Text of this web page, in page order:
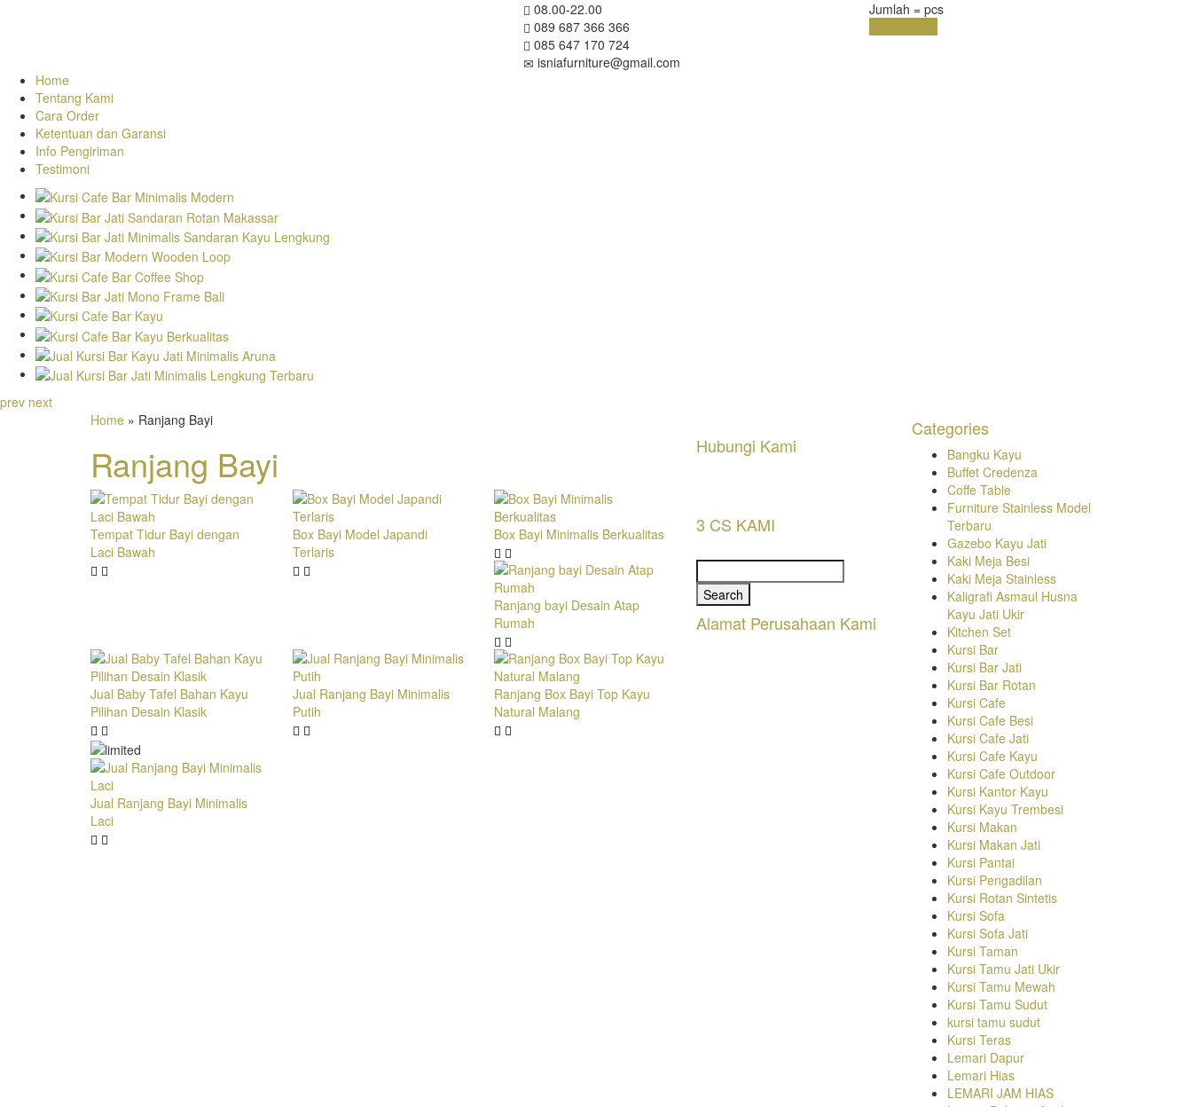
08.00-22.00
089 687 366 366
085 647 170 724
isniafurniture@gmail.com
Jumlah = pcs
Home
Tentang Kami
Cara Order
Ketentuan dan Garansi
Info Pengiriman
Testimoni
prev next
Home » Ranjang Bayi
Ranjang Bayi
Tempat Tidur Bayi dengan
Laci Bawah
Box Bayi Model Japandi
Terlaris
Box Bayi Minimalis Berkualitas
Ranjang bayi Desain Atap
Rumah
Jual Baby Tafel Bahan Kayu
Pilihan Desain Klasik
Jual Ranjang Bayi Minimalis
Putih
Ranjang Box Bayi Top Kayu
Natural Malang
Jual Ranjang Bayi Minimalis
Laci
Hubungi Kami
3 CS KAMI
for:
Alamat Perusahaan Kami
Categories
Bangku Kayu
Buffet Credenza
Coffe Table
Furniture Stainless Model
Terbaru
Gazebo Kayu Jati
Kaki Meja Besi
Kaki Meja Stainless
Kaligrafi Asmaul Husna
Kayu Jati Ukir
Kitchen Set
Kursi Bar
Kursi Bar Jati
Kursi Bar Rotan
Kursi Cafe
Kursi Cafe Besi
Kursi Cafe Jati
Kursi Cafe Kayu
Kursi Cafe Outdoor
Kursi Kantor Kayu
Kursi Kayu Trembesi
Kursi Makan
Kursi Makan Jati
Kursi Pantai
Kursi Pengadilan
Kursi Rotan Sintetis
Kursi Sofa
Kursi Sofa Jati
Kursi Taman
Kursi Tamu Jati Ukir
Kursi Tamu Mewah
Kursi Tamu Sudut
kursi tamu sudut
Kursi Teras
Lemari Dapur
Lemari Hias
LEMARI JAM HIAS